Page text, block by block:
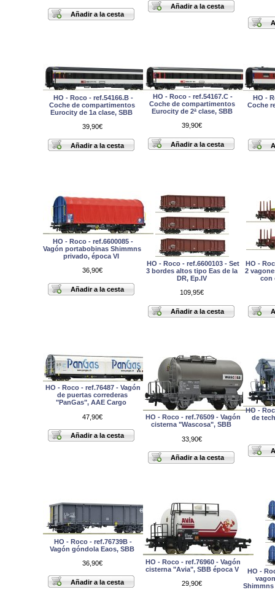
HO - Roco - ref.54166.B -
Coche de compartimentos
Eurocity de 1a clase, SBB
39,90€
HO - Roco - ref.54167.C -
Coche de compartimentos
Eurocity de 2ª clase, SBB
39,90€
HO -
Coche
HO - Roco - ref.6600085 -
Vagón portabobinas Shimmns
privado, época VI
36,90€
HO - Roco - ref.6600103 - Set
3 bordes altos tipo Eas de la
DR, Ep.IV
109,95€
HO -
2
con
HO - Roco - ref.76487 - Vagón
de puertas correderas
"PanGas", AAE Cargo
47,90€
HO - Roco - ref.76509 - Vagón
cisterna "Wascosa", SBB
33,90€
HO -
de
HO - Roco - ref.76739B -
Vagón góndola Eaos, SBB
36,90€
HO - Roco - ref.76960 - Vagón
cisterna "Avia", SBB época V
29,90€
HO -
Shimmns